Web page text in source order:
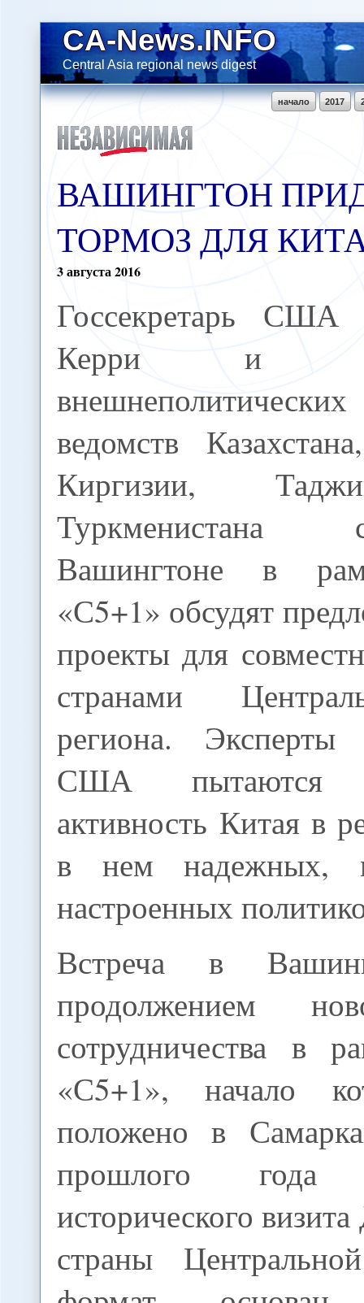
CA-News.INFO
Central Asia regional news digest
2017
начало
ВАШИНГТОН
ТОРМОЗ ДЛЯ
3августа2016
Госсекретарь
Керри и
внешнеполитических
ведомств
Киргизии,
Вашингтоне в
«С5+1» обсудят
проекты для
странами
региона.
США пытаются
активность Китая в
в нем надежных,
настроенных
Встреча в
продолжением
сотрудничества в
«С5+1», начало
положено в
прошлого
исторического
страны